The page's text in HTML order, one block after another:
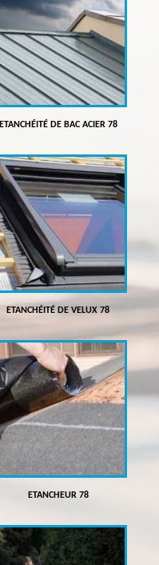
ETANCHÉITÉ DE BAC ACIER 78
ETANCHÉITÉ DE VELUX 78
ETANCHEUR 78